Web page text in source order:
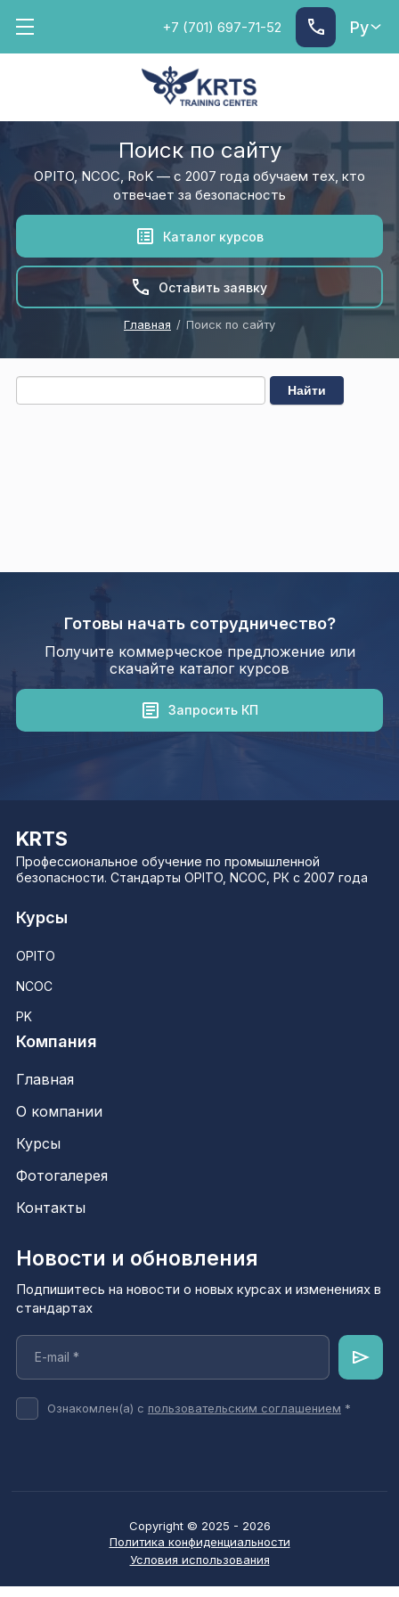
+7 (701) 697-71-52 Ру
Поиск по сайту
OPITO, NCOC, RoK — с 2007 года обучаем тех, кто
отвечает за безопасность
Каталог курсов
Оставить заявку
Главная / Поиск по сайту
Найти
Готовы начать сотрудничество?
Получите коммерческое предложение или
скачайте каталог курсов
Запросить КП
KRTS
Профессиональное обучение по промышленной
безопасности. Стандарты OPITO, NCOC, РК с 2007 года
Курсы
OPITO
NCOC
PK
Компания
Главная
О компании
Курсы
Фотогалерея
Контакты
Новости и обновления
Подпишитесь на новости о новых курсах и изменениях в
стандартах
Ознакомлен(а) с пользовательским соглашением *
Copyright © 2025 - 2026
Политика конфиденциальности
Условия использования